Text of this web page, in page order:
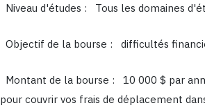
Niveau d'études : Tous les domaines
Objectif de la bourse : difficultés
Montant de la bourse : 10 000 $ par
pour couvrir vos frais de déplacement